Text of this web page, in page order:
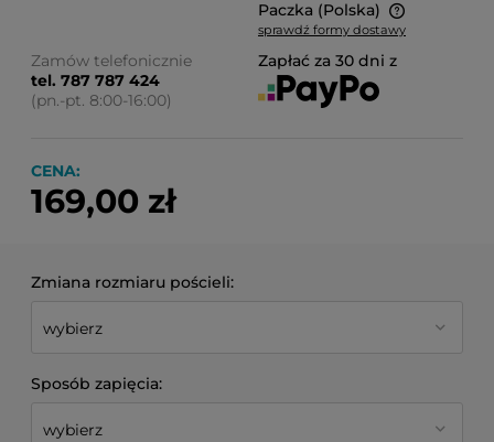
Paczka (Polska)
Cena nie zawiera ewentualnych kosztów płatności
sprawdź formy dostawy
Zamów telefonicznie
tel. 787 787 424
(pn.-pt. 8:00-16:00)
Zapłać za 30 dni z
CENA:
169,00 zł
Zmiana rozmiaru pościeli:
Sposób zapięcia: